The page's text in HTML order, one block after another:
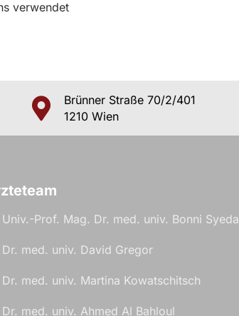
verwendet
Brünner Straße 70/2/401
1210 Wien
Univ.-Prof. Mag. Dr. med. univ. Bonni Syeda
Dr. med. univ. David Gregor
Dr. med. univ. Martina Kowatschitsch
Dr. med. univ. Ahmed Al Bahloul